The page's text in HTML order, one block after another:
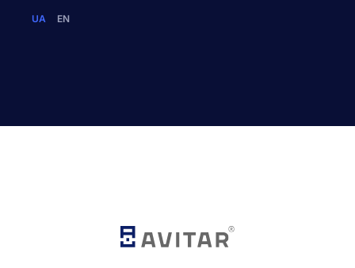
UA EN